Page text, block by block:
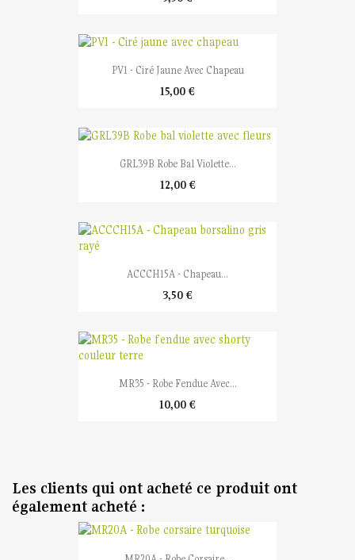
PV1 - Ciré Jaune Avec Chapeau
15,00 €
GRL39B Robe Bal Violette...
12,00 €
ACCCH15A - Chapeau...
3,50 €
MR35 - Robe Fendue Avec...
10,00 €
Les clients qui ont acheté ce produit ont
également acheté :